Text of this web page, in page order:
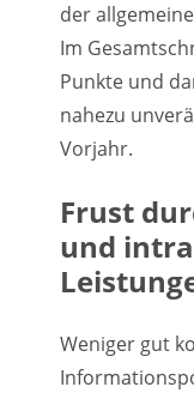
der
Im
Punkte und
nahezu
Vorjahr.
Frust
und
Weniger gut